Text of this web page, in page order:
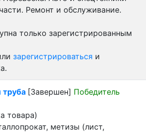
Ремонт и обслуживание.
только зарегистрированным
зарегистрироваться и
[Завершен] Победитель
товара)
метизы (лист,